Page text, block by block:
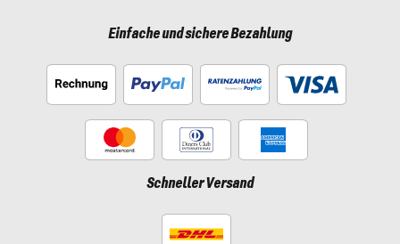
Einfache und sichere Bezahlung
Schneller Versand